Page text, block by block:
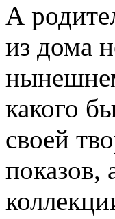
А
из дома
какого
своей
показов,